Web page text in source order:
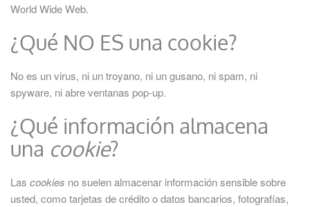
World Wide Web.
¿Qué NO ES una cookie?
No es un virus, ni un troyano, ni un gusano, ni spam, ni
spyware, ni abre ventanas pop-up.
¿Qué información almacena
una cookie?
Las cookies no suelen almacenar información sensible sobre
usted, como tarjetas de crédito o datos bancarios, fotografías,